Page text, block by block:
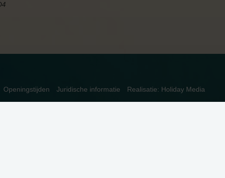
Openingstijden Juridische informatie Realisatie: Holiday Media